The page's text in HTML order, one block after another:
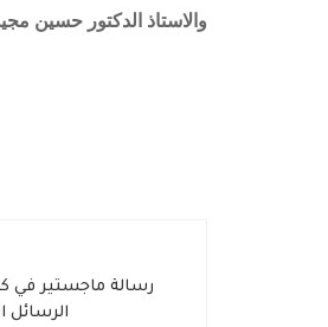
والاستاذ الدكتور حسين
رسالة ماجستير في
الرسائل